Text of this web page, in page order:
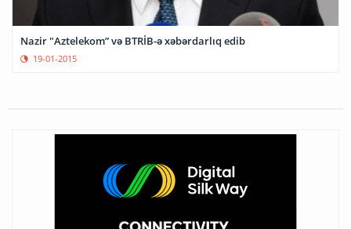
Nazir "Aztelekom” və BTRİB-ə xəbərdarlıq edib
19-01-2015